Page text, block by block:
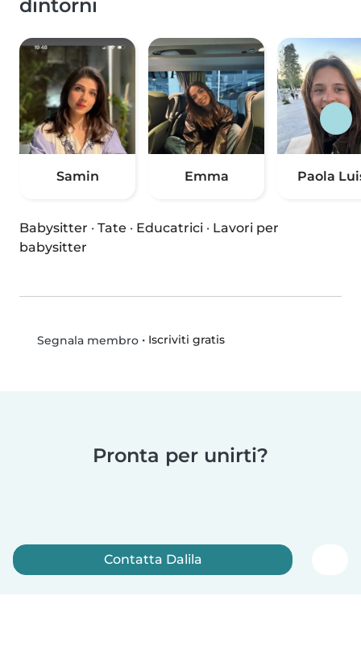
dintorni
Samin Emma Paola
Babysitter · Tate · Educatrici · Lavori per
babysitter
Segnala membro• Iscriviti gratis
Pronta per unirti?
Contatta Dalila